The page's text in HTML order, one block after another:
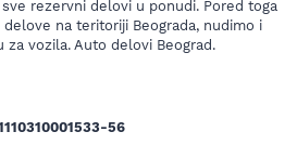
rezervni delovi u ponudi. Pored toga
na teritoriji Beograda, nudimo i
vozila. Auto delovi Beograd.
56